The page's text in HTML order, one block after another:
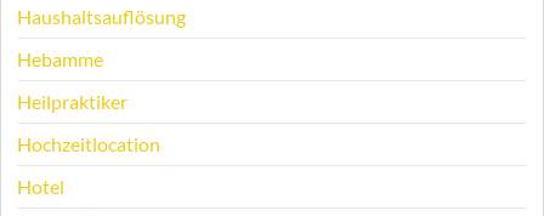
Haushaltsauflösung
Hebamme
Heilpraktiker
Hochzeitlocation
Hotel